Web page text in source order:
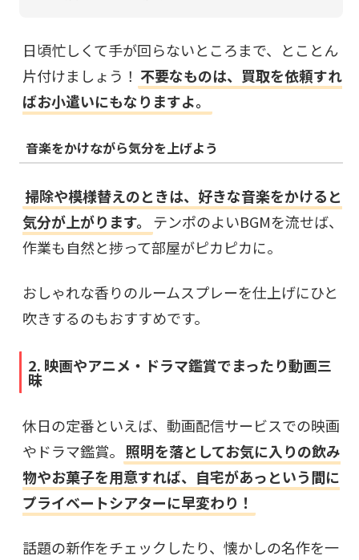
日頃忙しくて手が回らないところまで、とことん
片付けましょう！ 不要なものは、買取を依頼すれ
ばお小遣いにもなりますよ。
音楽をかけながら気分を上げよう
掃除や模様替えのときは、好きな音楽をかけると
気分が上がります。 テンポのよいBGMを流せば、
作業も自然と捗って部屋がピカピカに。
おしゃれな香りのルームスプレーを仕上げにひと
吹きするのもおすすめです。
2. 映画やアニメ・ドラマ鑑賞でまったり動画三
昧
休日の定番といえば、動画配信サービスでの映画
やドラマ鑑賞。 照明を落としてお気に入りの飲み
物やお菓子を用意すれば、自宅があっという間に
プライベートシアターに早変わり！
話題の新作をチェックしたり、懐かしの名作を一